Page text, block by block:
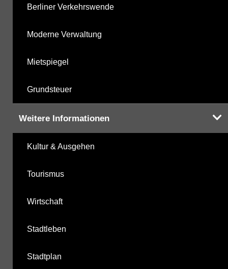
Berliner Verkehrswende
Moderne Verwaltung
Mietspiegel
Grundsteuer
Weitere Informationen
Kultur & Ausgehen
Tourismus
Wirtschaft
Stadtleben
Stadtplan